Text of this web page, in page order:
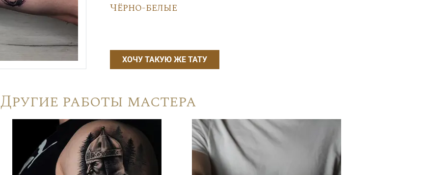
Чёрно-белые
ХОЧУ ТАКУЮ ЖЕ ТАТУ
Другие работы мастера